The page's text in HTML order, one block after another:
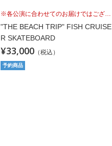
"THE BEACH TRIP" FISH CRUISE
R SKATEBOARD
¥33,000 （税込）
予約商品